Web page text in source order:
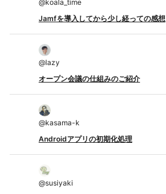
@koala_time
Jamfを導入してから少し経っての感想
@lazy
オープン会議の仕組みのご紹介
@kasama-k
Androidアプリの初期化処理
@susiyaki